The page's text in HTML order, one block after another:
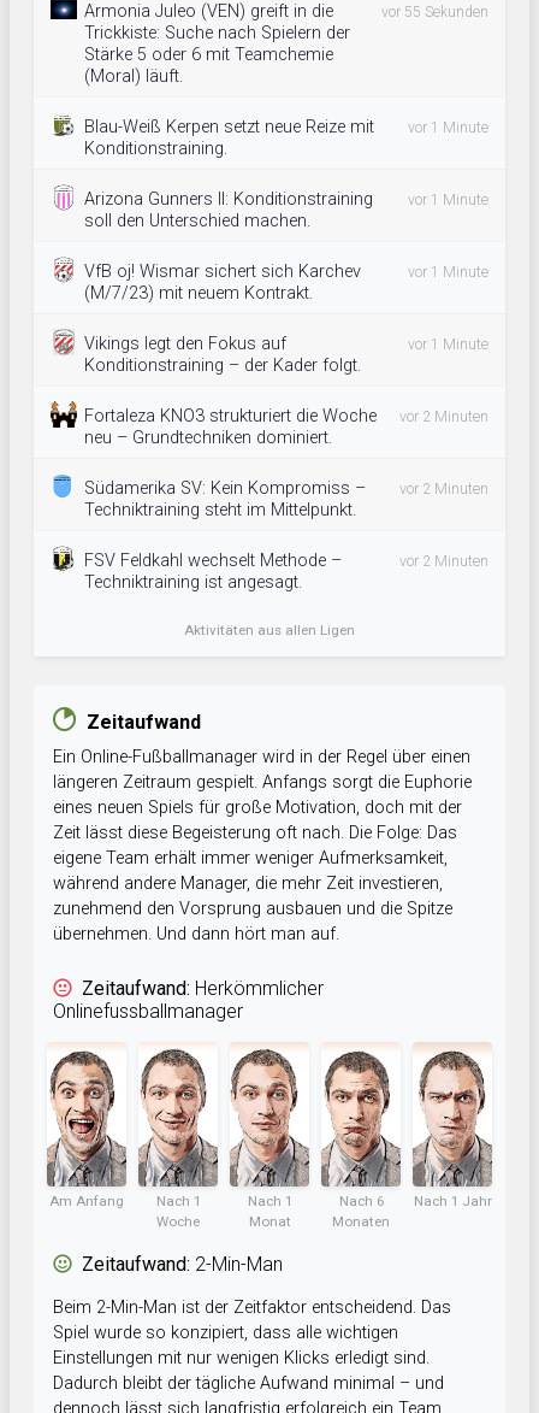
Armonia Juleo (VEN) greift in die
Trickkiste: Suche nach Spielern der
Stärke 5 oder 6 mit Teamchemie
(Moral) läuft.
vor 55 Sekunden
Blau-Weiß Kerpen setzt neue Reize mit
Konditionstraining.
vor 1 Minute
Arizona Gunners II: Konditionstraining
soll den Unterschied machen.
vor 1 Minute
VfB oj! Wismar sichert sich Karchev
(M/7/23) mit neuem Kontrakt.
vor 1 Minute
Vikings legt den Fokus auf
Konditionstraining – der Kader folgt.
vor 1 Minute
Fortaleza KNO3 strukturiert die Woche
neu – Grundtechniken dominiert.
vor 2 Minuten
Südamerika SV: Kein Kompromiss –
Techniktraining steht im Mittelpunkt.
vor 2 Minuten
FSV Feldkahl wechselt Methode –
Techniktraining ist angesagt.
vor 2 Minuten
Aktivitäten aus allen Ligen
Zeitaufwand
Ein Online-Fußballmanager wird in der Regel über einen
längeren Zeitraum gespielt. Anfangs sorgt die Euphorie
eines neuen Spiels für große Motivation, doch mit der
Zeit lässt diese Begeisterung oft nach. Die Folge: Das
eigene Team erhält immer weniger Aufmerksamkeit,
während andere Manager, die mehr Zeit investieren,
zunehmend den Vorsprung ausbauen und die Spitze
übernehmen. Und dann hört man auf.
Zeitaufwand: Herkömmlicher
Onlinefussballmanager
Am Anfang
Nach 1
Woche
Nach 1
Monat
Nach 6
Monaten
Nach 1 Jahr
Zeitaufwand: 2-Min-Man
Beim 2-Min-Man ist der Zeitfaktor entscheidend. Das
Spiel wurde so konzipiert, dass alle wichtigen
Einstellungen mit nur wenigen Klicks erledigt sind.
Dadurch bleibt der tägliche Aufwand minimal – und